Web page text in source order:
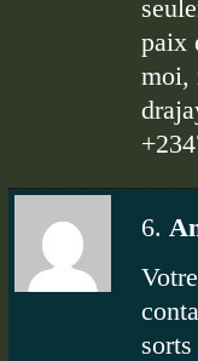
paix
moi,
6.